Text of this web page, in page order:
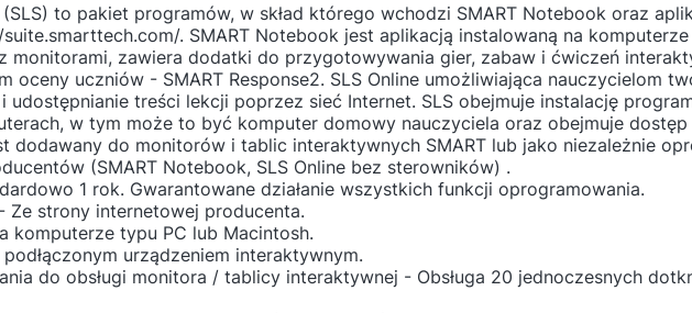
(SLS) to pakiet programów, w skład którego wchodzi SMART Notebook oraz
. SMART Notebook jest aplikacją instalowaną na komputerze
monitorami, zawiera dodatki do przygotowywania gier, zabaw i ćwiczeń
oceny uczniów - SMART Response2. SLS Online umożliwiająca nauczycielom
treści lekcji poprzez sieć Internet. SLS obejmuje instalację
w tym może to być komputer domowy nauczyciela oraz obejmuje dostęp
dodawany do monitorów i tablic interaktywnych SMART lub jako niezależnie
(SMART Notebook, SLS Online bez sterowników) .
1 rok. Gwarantowane działanie wszystkich funkcji oprogramowania.
Ze strony internetowej producenta.
komputerze typu PC lub Macintosh.
urządzeniem interaktywnym.
do obsługi monitora / tablicy interaktywnej - Obsługa 20 jednoczesnych